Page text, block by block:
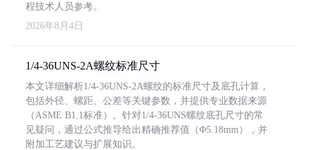
程技术人员参考。
2026年8月4日
1/4-36UNS-2A螺纹标准尺寸
本文详细解析1/4-36UNS-2A螺纹的标准尺寸及底孔计算，
包括外径、螺距、公差等关键参数，并提供专业数据来源
（ASME B1.1标准）。针对1/4-36UNS螺纹底孔尺寸的常
见疑问，通过公式推导给出精确推荐值（Φ5.18mm），并
附加工艺建议与扩展知识。